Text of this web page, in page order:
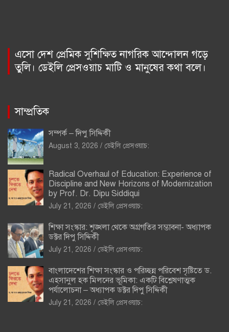
এসো দেশ প্রেমিক সুশিক্ষিত নাগরিক আন্দোলন গড়ে
তুলি। ডেইলি প্রেসওয়াচ মাটি ও মানুষের কথা বলে।
সাম্প্রতিক
সম্পর্ক – দিপু সিদ্দিকী
August 3, 2026 ডেইলি প্রেসওয়াচ:
Radical Overhaul of Education: Experience of
Discipline and New Horizons of Modernization
by Prof. Dr. Dipu Siddiqui
July 21, 2026 ডেইলি প্রেসওয়াচ:
শিক্ষা সংস্কার: শৃঙ্খলা থেকে অগ্রগতির সম্ভাবনা- অধ্যাপক
ডক্টর দিপু সিদ্দিকী
July 21, 2026 ডেইলি প্রেসওয়াচ:
বাংলাদেশের শিক্ষা সংস্কার ও পরিচ্ছন্ন পরিবেশ সৃষ্টিতে ড.
এহসানুল হক মিলনের ভূমিকা: একটি বিশ্লেষণাত্মক
পর্যালোচনা – অধ্যাপক ডক্টর দিপু সিদ্দিকী
July 21, 2026 ডেইলি প্রেসওয়াচ: